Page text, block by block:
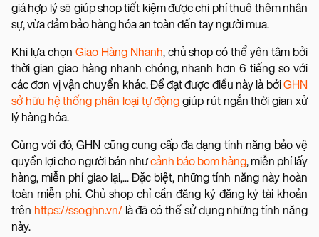
giá hợp lý sẽ giúp shop tiết kiệm được chi phí thuê thêm nhân
sự, vừa đảm bảo hàng hóa an toàn đến tay người mua.
Khi lựa chọn Giao Hàng Nhanh, chủ shop có thể yên tâm bởi
thời gian giao hàng nhanh chóng, nhanh hơn 6 tiếng so với
các đơn vị vận chuyển khác. Để đạt được điều này là bởiGHN
sở hữu hệ thống phân loại tự động giúp rút ngắn thời gian xử
lý hàng hóa.
Cùng với đó, GHN cũng cung cấp đa dạng tính năng bảo vệ
quyền lợi cho người bán nhưcảnh báo bom hàng, miễn phí lấy
hàng, miễn phí giao lại,... Đặc biệt, những tính năng này hoàn
toàn miễn phí. Chủ shop chỉ cần đăng ký đăng ký tài khoản
trên https://sso.ghn.vn/là đã có thể sử dụng những tính năng
này.